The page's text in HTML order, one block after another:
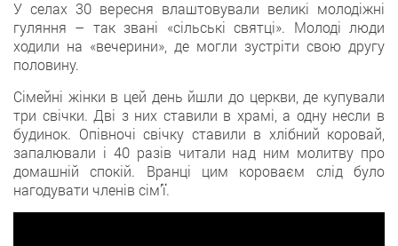
У селах 30 вересня влаштовували великі молодіжні
гуляння – так звані «сільські святці». Молоді люди
ходили на «вечерини», де могли зустріти свою другу
половину.
Сімейні жінки в цей день йшли до церкви, де купували
три свічки. Дві з них ставили в храмі, а одну несли в
будинок. Опівночі свічку ставили в хлібний коровай,
запалювали і 40 разів читали над ним молитву про
домашній спокій. Вранці цим короваєм слід було
нагодувати членів сім’ї.